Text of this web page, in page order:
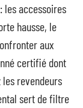
accessoires
hausse, le
aux
certifié dont
les revendeurs
sert de filtre